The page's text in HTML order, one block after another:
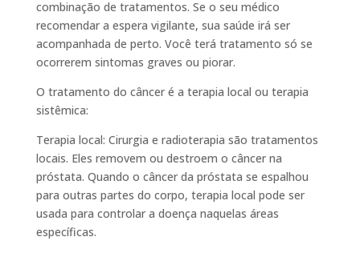
combinação de tratamentos. Se o seu médico
recomendar a espera vigilante, sua saúde irá ser
acompanhada de perto. Você terá tratamento só se
ocorrerem sintomas graves ou piorar.
O tratamento do câncer é a terapia local ou terapia
sistêmica:
Terapia local: Cirurgia e radioterapia são tratamentos
locais. Eles removem ou destroem o câncer na
próstata. Quando o câncer da próstata se espalhou
para outras partes do corpo, terapia local pode ser
usada para controlar a doença naquelas áreas
específicas.